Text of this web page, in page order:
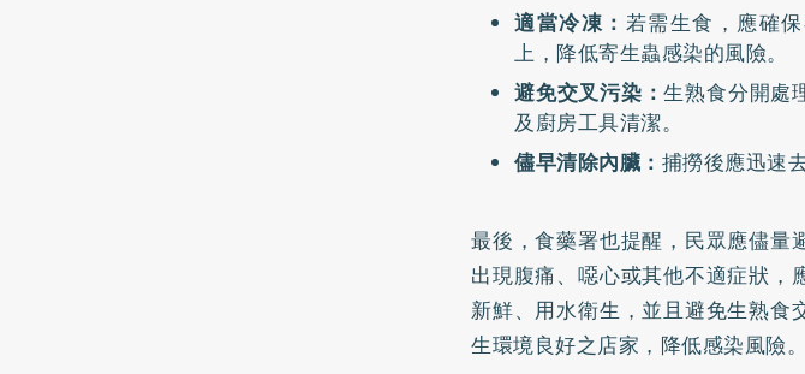
適當冷凍： 若需生食，應確
上，降低寄生蟲感染的風險。
避免交叉污染：生熟食分開處
及廚房工具清潔。
儘早清除內臟： 捕撈後應迅速
最後，食藥署也提醒，民眾應儘量
出現腹痛、噁心或其他不適症狀，
新鮮、用水衛生，並且避免生熟食
生環境良好之店家，降低感染風險。